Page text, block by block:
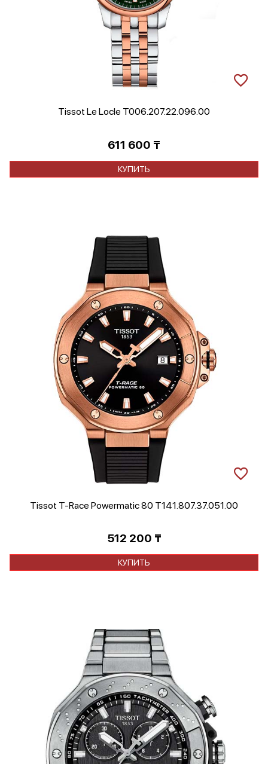
Tissot Le Locle T006.207.22.096.00
611 600 ₸
КУПИТЬ
Tissot T-Race Powermatic 80 T141.807.37.051.00
512 200 ₸
КУПИТЬ